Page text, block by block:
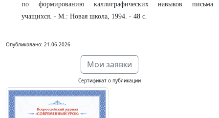
по формированию каллиграфических навыков письма
учащихся. - М.: Новая школа, 1994. - 48 с.
Опубликовано: 21.06.2026
Мои заявки
Сертификат о публикации